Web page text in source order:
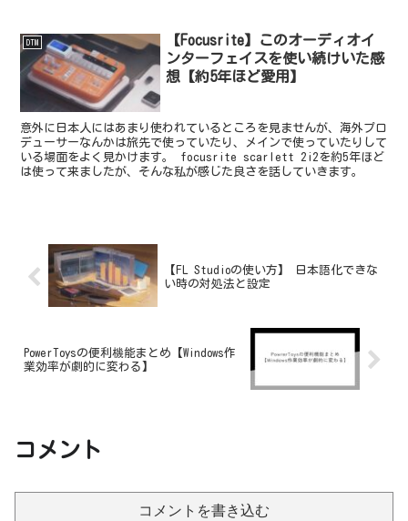
DTM
【Focusrite】このオーディオイ
ンターフェイスを使い続けいた感
想【約5年ほど愛用】
意外に日本人にはあまり使われているところを見ませんが、海外プロ
デューサーなんかは旅先で使っていたり、メインで使っていたりして
いる場面をよく見かけます。 focusrite scarlett 2i2を約5年ほど
は使って来ましたが、そんな私が感じた良さを話していきます。
【FL Studioの使い方】 日本語化できな
い時の対処法と設定
PowerToysの便利機能まとめ【Windows作
業効率が劇的に変わる】
コメント
コメントを書き込む